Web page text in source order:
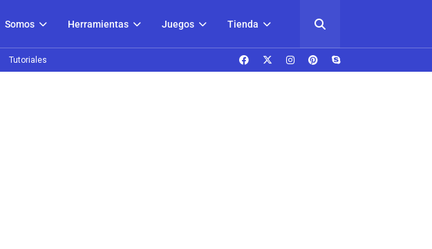
Somos Herramientas Juegos Tienda
Tutoriales